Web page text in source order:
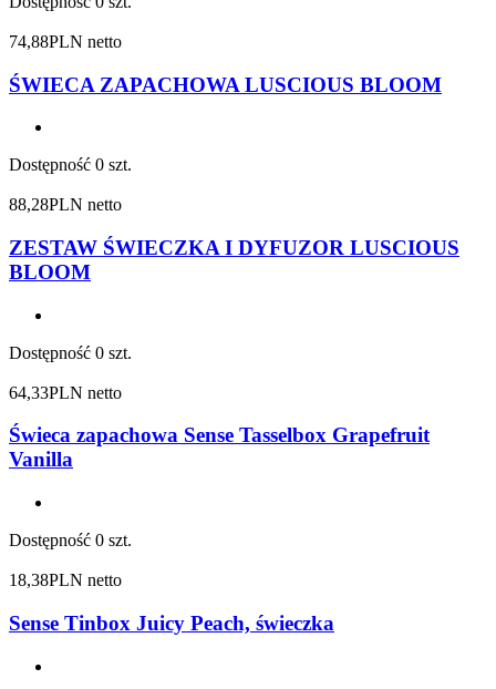
74,88PLN netto
ŚWIECA ZAPACHOWA LUSCIOUS BLOOM
Dostępność 0 szt.
88,28PLN netto
ZESTAW ŚWIECZKA I DYFUZOR LUSCIOUS
BLOOM
Dostępność 0 szt.
64,33PLN netto
Świeca zapachowa Sense Tasselbox Grapefruit
Vanilla
Dostępność 0 szt.
18,38PLN netto
Sense Tinbox Juicy Peach, świeczka